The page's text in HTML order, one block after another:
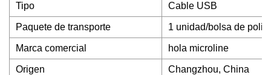
Tipo Cable USB
Paquete de transporte 1 unidad/bolsa de
Marca comercial hola microline
Origen Changzhou, China